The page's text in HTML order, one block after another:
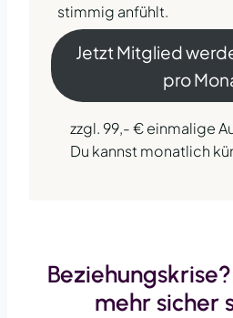
stimmig anfühlt.
Jetzt Mitglied
pro
zzgl. 99,- € einmalige
Du kannst monatlich
mehr sicher